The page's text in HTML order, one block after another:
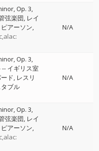
Op. 3,
弦楽団 レイ
アーソン
N/A
Op. 3,
-- イギリス室
ド レスリ
ブル
N/A
Op. 3,
弦楽団 レイ
アーソン
N/A